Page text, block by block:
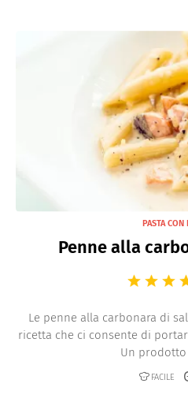
PASTA CON
Penne alla
Le penne alla carbonara di
ricetta che ci consente di
Un prodotto
FACILE